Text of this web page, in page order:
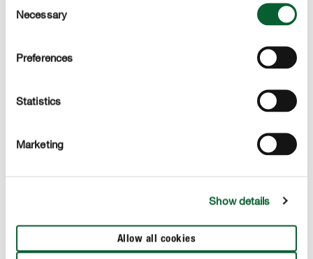
Selection
Necessary
Preferences
Statistics
Marketing
Show details
Allow all cookies
COMPO BIO Bodenschutz Pellets